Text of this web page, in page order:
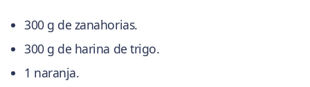
300 g de zanahorias.
300 g de harina de trigo.
1 naranja.